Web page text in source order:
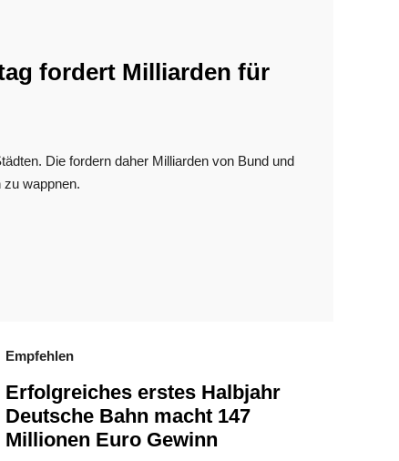
fordert Milliarden für
Die fordern daher Milliarden von Bund und
zu wappnen.
Empfehlen
Erfolgreiches erstes Halbjahr
Deutsche Bahn macht 147
Millionen Euro Gewinn